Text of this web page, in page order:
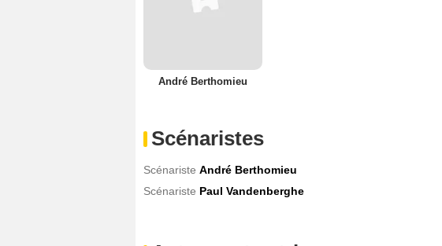
André Berthomieu
Scénaristes
Scénariste André Berthomieu
Scénariste Paul Vandenberghe